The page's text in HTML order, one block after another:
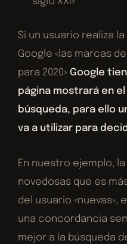
Si un usuario realiza
Google «las marcas
para 2020»Google
página mostrará en
búsqueda, para ello
va a utilizar para
En nuestro ejemplo,
novedosas que es
del usuario «nuevas»,
una concordancia
mejor a la búsqueda